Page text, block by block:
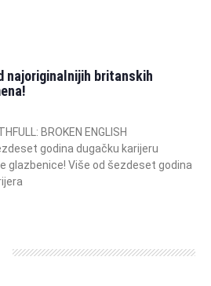
najoriginalnijih britanskih
BROKEN ENGLISH
godina dugačku karijeru
glazbenice! Više od šezdeset godina